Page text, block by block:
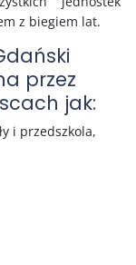
z biegiem lat.
przez
jak:
i przedszkola,